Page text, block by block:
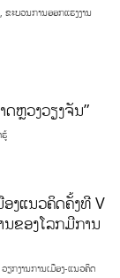
,ຂະບວນການອອກແຮງງານ
ດຫຼວງວຽງຈັນ”
ຮູ້
ອງແນວຄິດຄັ້ງທີ V
ນຂອງໂລກມີການ
,ວຽກງານການເມືອງ-ແນວຄິດ